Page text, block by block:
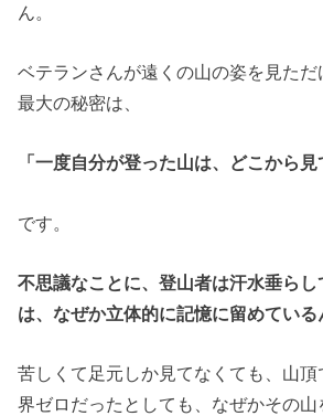
ん。
ベテランさんが遠くの山の姿を見ただ
最大の秘密は、
「一度自分が登った山は、どこから見
です。
不思議なことに、登山者は汗水垂らし
は、なぜか立体的に記憶に留めている
苦しくて足元しか見てなくても、山頂
界ゼロだったとしても、なぜかその山